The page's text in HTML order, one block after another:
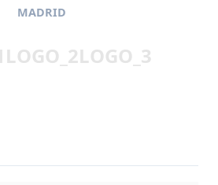
MADRID
LOGO_2LOGO_3